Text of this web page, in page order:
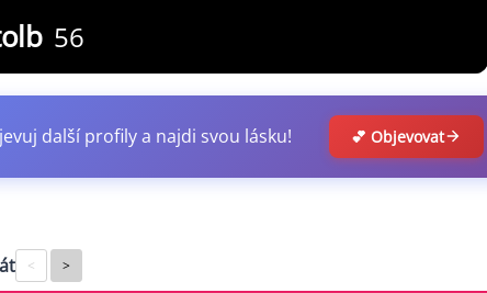
56
další profily a najdi svou lásku! 💕 Objevovat
< >